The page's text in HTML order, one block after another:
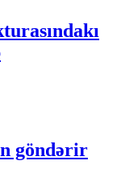
göndərir